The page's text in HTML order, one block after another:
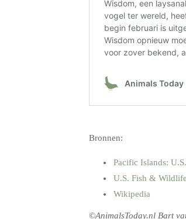
Bronnen:
Pacific Islands:
U.S. Fish &
Wikipedia
©AnimalsToday.nl Bart